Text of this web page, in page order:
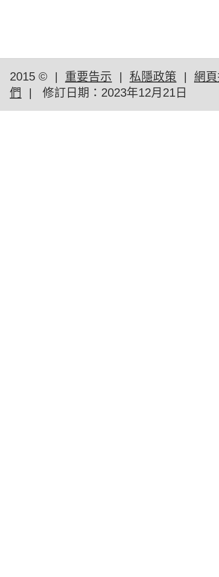
2015 © | 重要告示 | 私隱政策 |
網
們
| 修訂日期： 2023年12月21日